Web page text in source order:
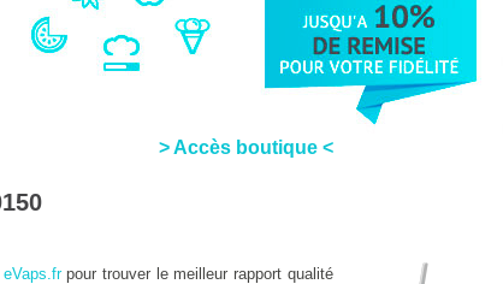
> Accès boutique <
eVaps.frpour trouver le meilleur rapport qualité